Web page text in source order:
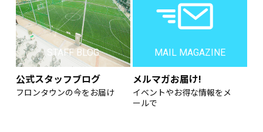
STAFF BLOG
公式スタッフブログ
フロンタウンの今をお届け
MAIL MAGAZINE
メルマガお届け!
イベントやお得な情報をメ
ールで